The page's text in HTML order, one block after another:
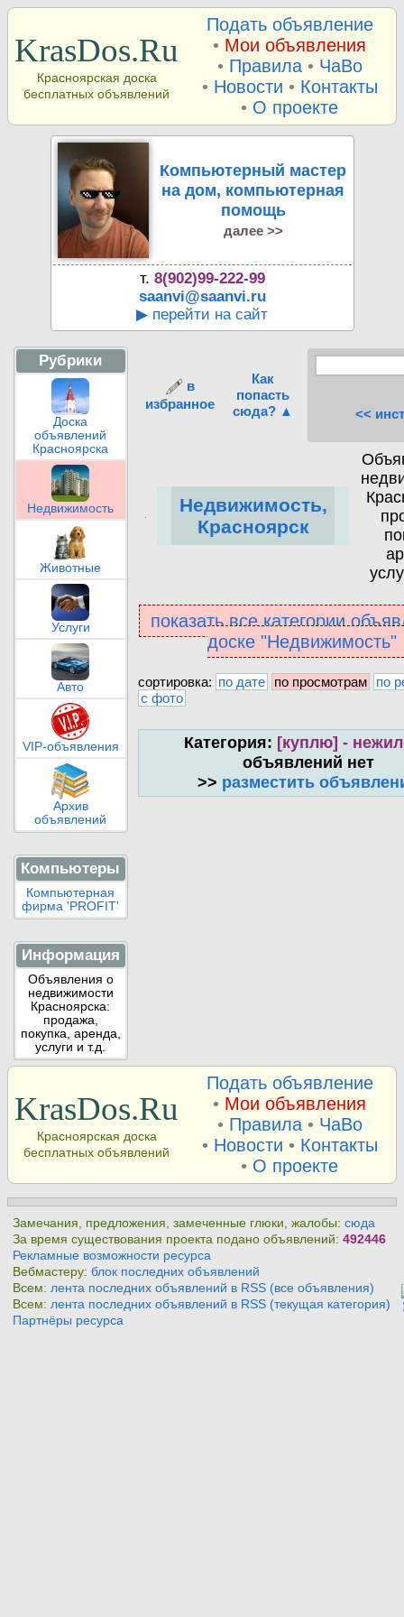
KrasDos.Ru
Красноярская доска
бесплатных объявлений
Подать объявление
• Мои объявления
• Правила• ЧаВо
• Новости • Контакты
• О проекте
Компьютерный мастер
на дом, компьютерная
помощь
далее >>
т. 8(902)99-222-99
saanvi@saanvi.ru
▶ перейти на сайт
Рубрики
Доска
объявлений
Красноярска
Недвижимость
Животные
Услуги
Авто
VIP-объявления
Архив
объявлений
Компьютеры
Компьютерная
фирма 'PROFIT'
Информация
Объявления о
недвижимости
Красноярска:
продажа,
покупка, аренда,
услуги и т.д.
в
избранное
Как
попасть
сюда? ▲
<<
Недвижимость,
Красноярск
показать все категории
доске "Недвижимость"
сортировка: по дате по просмотрам
по
с фото
Категория: [куплю] -
объявлений нет
>> разместить
KrasDos.Ru
Красноярская доска
бесплатных объявлений
Подать объявление
• Мои объявления
• Правила• ЧаВо
• Новости • Контакты
• О проекте
Замечания, предложения, замеченные глюки, жалобы:сюда
За время существования проекта подано объявлений:492446
Рекламные возможности ресурса
Вебмастеру:блок последних объявлений
Всем: лента последних объявлений в RSS (все объявления)
Всем: лента последних объявлений в RSS (текущая категория)
Партнёры ресурса